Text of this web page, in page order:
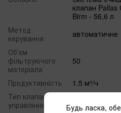
клапан Pallas
Birm - 56,6 л
Метод
керування
автоматичне
Об'єм
фільтруючого
мaтеріaлa
50
Продуктивність
1.5 м³/ч
Тип клапана
управління
Будь ласка,